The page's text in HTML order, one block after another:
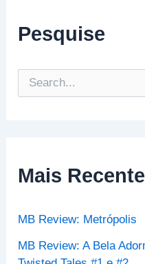
Pesquise
e
s
a
o
:
Mais
MB Review: Metrópolis
MB Review: A Bela